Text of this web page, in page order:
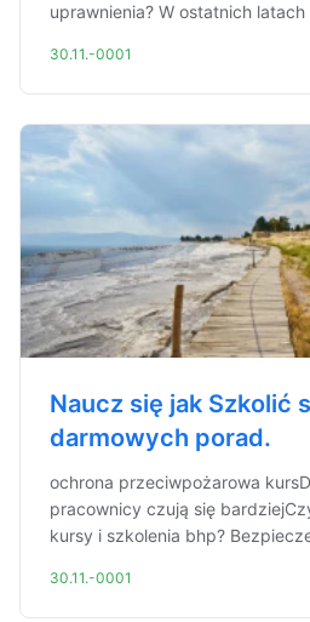
uprawnienia? W ostatnich
30.11.-0001
Naucz się jak Szkolić
darmowych porad.
ochrona przeciwpożarowa
pracownicy czują się
kursy i szkolenia bhp?
30.11.-0001